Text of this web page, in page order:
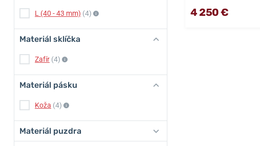
L (40 - 43 mm) (4)
Materiál sklíčka
Zafír (4)
Materiál pásku
Koža (4)
Materiál puzdra
4 250 €